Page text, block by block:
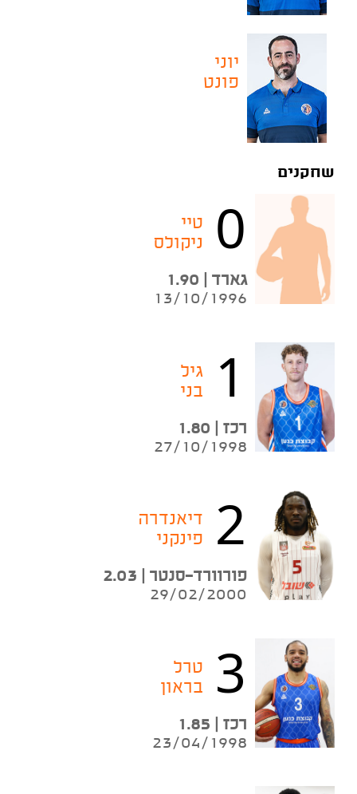
יוני
פונט
שחקנים
0
טיי
ניקולס
גארד | 1.90
13/10/1996
1
גיל
בני
רכז | 1.80
27/10/1998
2
דיאנדרה
פינקני
פורוורד־סנטר | 2.03
29/02/2000
3
טרל
בראון
רכז | 1.85
23/04/1998